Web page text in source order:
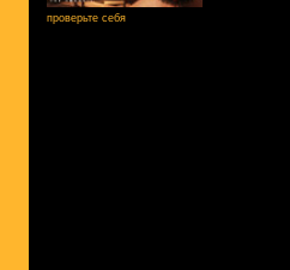
проверьте себя